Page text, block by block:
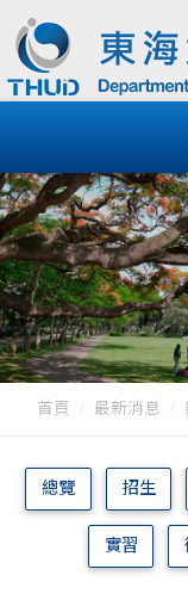
首頁 最新消息
總覽 招生
實習